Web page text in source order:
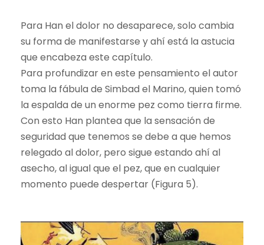
Para Han el dolor no desaparece, solo cambia
su forma de manifestarse y ahí está la astucia
que encabeza este capítulo.
Para profundizar en este pensamiento el autor
toma la fábula de Simbad el Marino, quien tomó
la espalda de un enorme pez como tierra firme.
Con esto Han plantea que la sensación de
seguridad que tenemos se debe a que hemos
relegado al dolor, pero sigue estando ahí al
asecho, al igual que el pez, que en cualquier
momento puede despertar (Figura 5).